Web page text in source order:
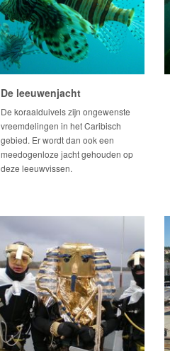
De leeuwenjacht
De koraalduivels zijn ongewenste
vreemdelingen in het Caribisch
gebied. Er wordt dan ook een
meedogenloze jacht gehouden op
deze leeuwvissen.